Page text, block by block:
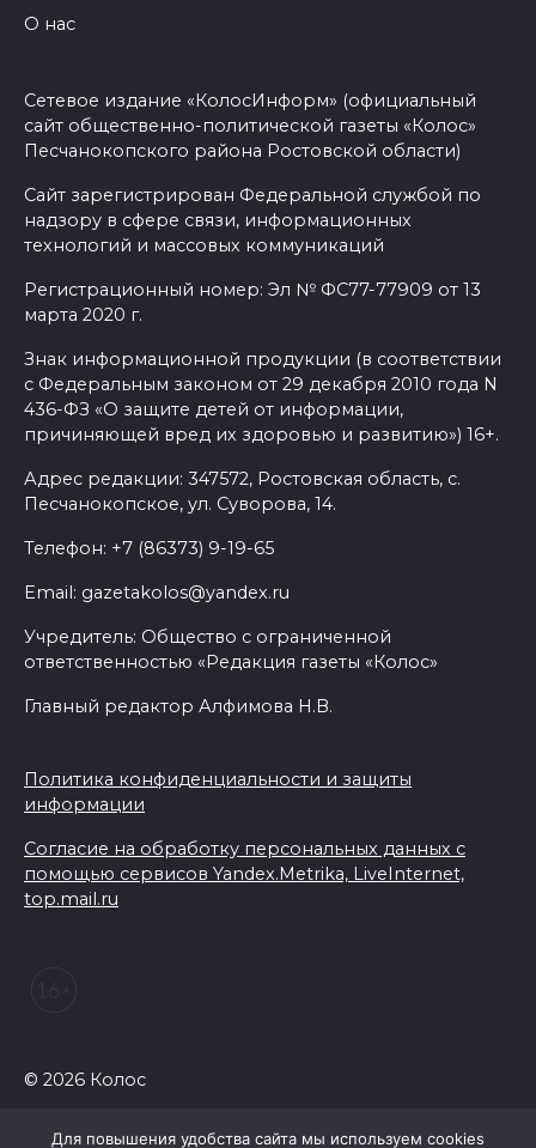
07 августа 2026 15:22
утонул 43-летний мужчина
07 августа 2026 15:06
В Ростовской области из-за
жары проезжую часть
федеральных трасс поливают
водой
07 августа 2026 14:55
Сотрудники ДПС помогли
женщине с ребенком на
здании произошло короткое
07 августа 2026 14:30
Учиться, чтобы работать
07 августа 2026 14:28
новому «Метеору» присвоили
О нас
Сетевое издание «КолосИнформ» (официальный
сайт общественно-политической газеты «Колос»
Песчанокопского района Ростовской области)
Сайт зарегистрирован Федеральной службой по
надзору в сфере связи, информационных
технологий и массовых коммуникаций
Регистрационный номер: Эл № ФС77-77909 от 13
марта 2020 г.
Знак информационной продукции (в соответствии
с Федеральным законом от 29 декабря 2010 года N
436-ФЗ «О защите детей от информации,
причиняющей вред их здоровью и развитию») 16+.
Адрес редакции: 347572, Ростовская область, с.
Песчанокопское, ул. Суворова, 14.
Телефон: +7 (86373) 9-19-65
Email: gazetakolos@yandex.ru
Учредитель: Общество с ограниченной
ответственностью «Редакция газеты «Колос»
Главный редактор Алфимова Н.В.
Политика конфиденциальности и защиты
информации
Согласие на обработку персональных данных с
помощью сервисов Yandex.Metrika, LiveInternet,
top.mail.ru
© 2026 Колос
Для повышения удобства сайта мы используем cookies